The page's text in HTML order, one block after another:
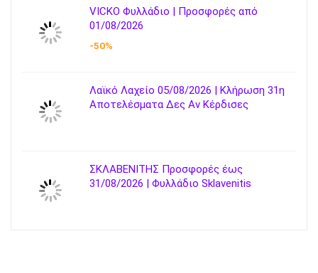
VICKO Φυλλάδιο | Προσφορές από
01/08/2026
-50%
Λαϊκό Λαχείο 05/08/2026 | Κλήρωση 31η
Αποτελέσματα Δες Αν Κέρδισες
ΣΚΛΑΒΕΝΙΤΗΣ Προσφορές έως
31/08/2026 | Φυλλάδιο Sklavenitis